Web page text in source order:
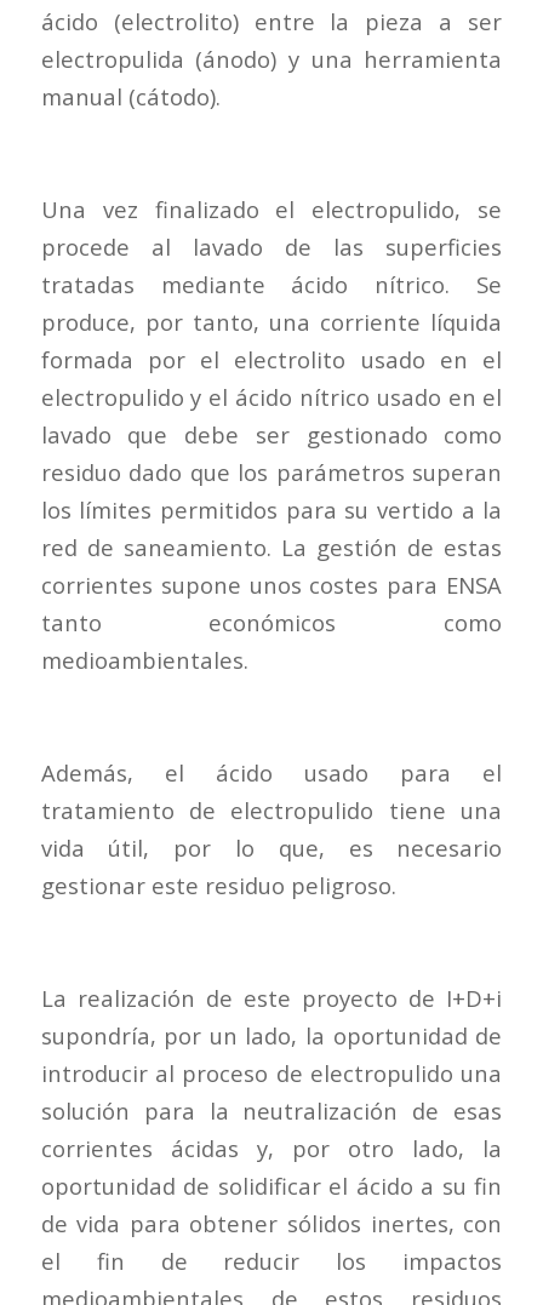
ácido (electrolito) entre la pieza a ser
electropulida (ánodo) y una herramienta
manual (cátodo).
Una vez finalizado el electropulido, se
procede al lavado de las superficies
tratadas mediante ácido nítrico. Se
produce, por tanto, una corriente líquida
formada por el electrolito usado en el
electropulido y el ácido nítrico usado en el
lavado que debe ser gestionado como
residuo dado que los parámetros superan
los límites permitidos para su vertido a la
red de saneamiento. La gestión de estas
corrientes supone unos costes para ENSA
tanto económicos como
medioambientales.
Además, el ácido usado para el
tratamiento de electropulido tiene una
vida útil, por lo que, es necesario
gestionar este residuo peligroso.
La realización de este proyecto de I+D+i
supondría, por un lado, la oportunidad de
introducir al proceso de electropulido una
solución para la neutralización de esas
corrientes ácidas y, por otro lado, la
oportunidad de solidificar el ácido a su fin
de vida para obtener sólidos inertes, con
el fin de reducir los impactos
medioambientales de estos residuos